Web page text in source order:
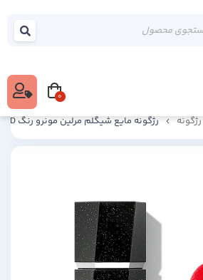
رژگونه رژگونه مایع شیگلم مرلین مونرو رنگ HOLLYWOOD
0